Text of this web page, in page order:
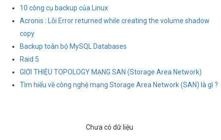
10 công cụ backup của Linux
Acronis : Lỗi Error returned while creating the volume shadow
copy
Backup toàn bộ MySQL Databases
Raid 5
GIỚI THIỆU TOPOLOGY MẠNG SAN (Storage Area Network)
Tìm hiểu về công nghệ mạng Storage Area Network (SAN) là gì ?
Chưa có dữ liệu